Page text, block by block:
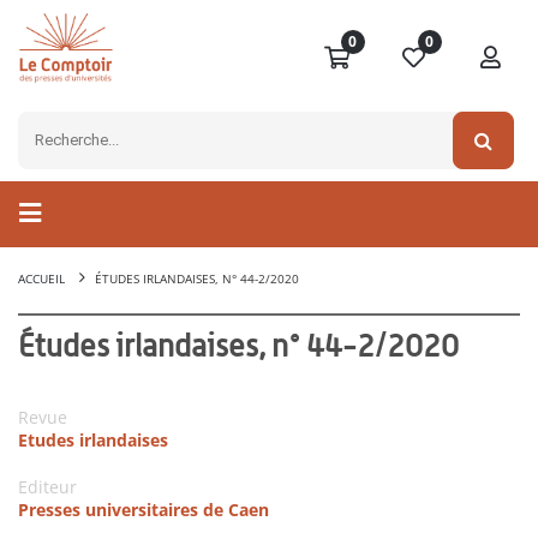
0 0
ACCUEIL ÉTUDES IRLANDAISES, N° 44-2/2020
Études irlandaises, n° 44-2/2020
Revue
Etudes irlandaises
Editeur
Presses universitaires de Caen